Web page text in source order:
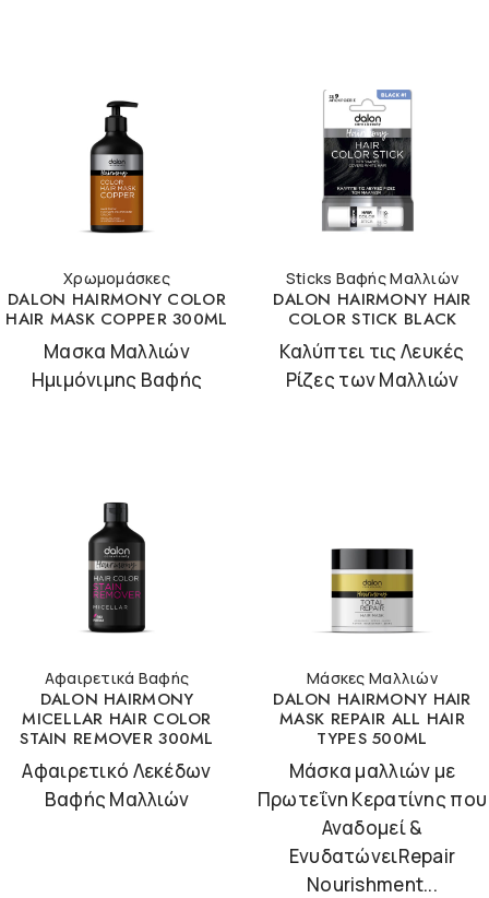
Χρωμομάσκες
DALON HAIRMONY COLOR
HAIR MASK COPPER 300ML
Μασκα Μαλλιών
Ημιμόνιμης Βαφής
Sticks Βαφής Μαλλιών
DALON HAIRMONY HAIR
COLOR STICK BLACK
Καλύπτει τις Λευκές
Ρίζες των Μαλλιών
Αφαιρετικά Βαφής
DALON HAIRMONY
MICELLAR HAIR COLOR
STAIN REMOVER 300ML
Αφαιρετικό Λεκέδων
Βαφής Μαλλιών
Μάσκες Μαλλιών
DALON HAIRMONY HAIR
MASK REPAIR ALL HAIR
TYPES 500ML
Μάσκα μαλλιών με
Πρωτεΐνη Κερατίνης που
Αναδομεί &
ΕνυδατώνειRepair
Nourishment...